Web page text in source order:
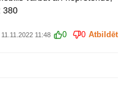
380
11.11.2022 11:48 0 0 Atbildēt